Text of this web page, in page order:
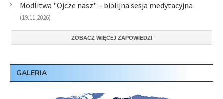
Modlitwa "Ojcze nasz" – biblijna sesja medytacyjna
(19.11.2026)
ZOBACZ WIĘCEJ ZAPOWIEDZI
GALERIA